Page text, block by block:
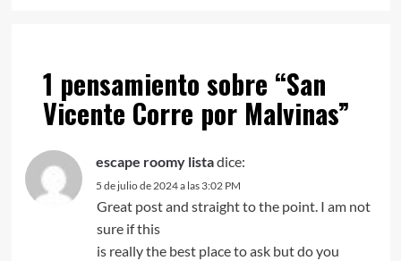
1 pensamiento sobre “San
Vicente Corre por Malvinas”
escape roomy listadice:
5 de julio de 2024 a las 3:02 PM
Great post and straight to the point. I am not
sure if this
is really the best place to ask but do you